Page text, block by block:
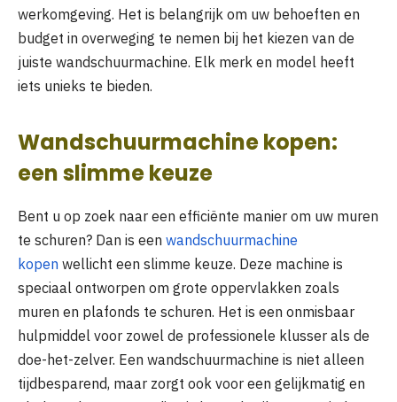
werkomgeving. Het is belangrijk om uw behoeften en
budget in overweging te nemen bij het kiezen van de
juiste wandschuurmachine. Elk merk en model heeft
iets unieks te bieden.
Wandschuurmachine kopen:
een slimme keuze
Bent u op zoek naar een efficiënte manier om uw muren
te schuren? Dan is een wandschuurmachine
kopen wellicht een slimme keuze. Deze machine is
speciaal ontworpen om grote oppervlakken zoals
muren en plafonds te schuren. Het is een onmisbaar
hulpmiddel voor zowel de professionele klusser als de
doe-het-zelver. Een wandschuurmachine is niet alleen
tijdbesparend, maar zorgt ook voor een gelijkmatig en